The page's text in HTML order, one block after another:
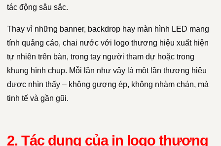
tác động sâu sắc.
Thay vì những banner, backdrop hay màn hình LED mang
tính quảng cáo, chai nước với logo thương hiệu xuất hiện
tự nhiên trên bàn, trong tay người tham dự hoặc trong
khung hình chụp. Mỗi lần như vậy là một lần thương hiệu
được nhìn thấy – không gượng ép, không nhàm chán, mà
tinh tế và gần gũi.
2. Tác dụng của in logo thương